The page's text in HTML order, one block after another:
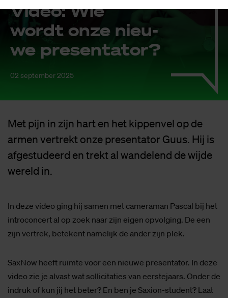
Vi­deo: Wie
wordt onze nieu­
we pre­sen­ta­tor?
02 september 2025
Met pijn in zijn hart en het kippenvel op de
armen vertrekt onze presentator Guus. Hij is
afgestudeerd en trekt al wandelend de wijde
wereld in.
In deze video ging hij samen met cameraman Pascal bij het
introconcert al op zoek naar zijn eigen opvolging. De een
zijn vertrek, betekent namelijk de ander zijn plek.
SaxNow heeft ruimte voor een nieuwe presentator. In deze
video zie je alvast wat sollicitaties van eerstejaars. Onder de
indruk of kun jij het beter? En ben je Saxion-student? Laat